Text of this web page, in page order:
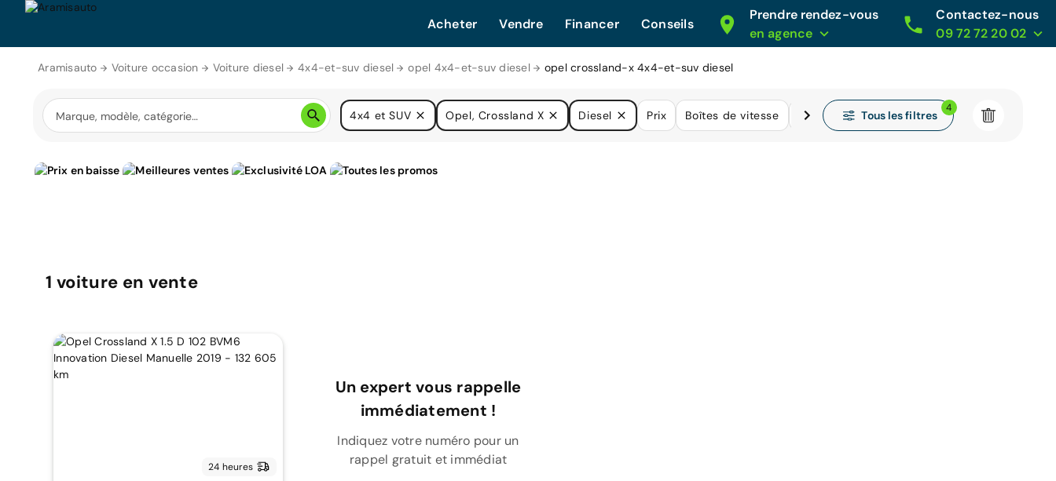
Acheter Vendre Financer Conseils
Prendre rendez-vous
en agence
Contactez-nous
09 72 72 20 02
Aramisauto Voiture occasion Voiture diesel 4x4-et-suv diesel opel 4x4-et-suv diesel opel crossland-x 4x4-et-suv diesel
4x4 et SUV Opel, Crossland X Diesel Prix Boîtes de vitesse KilométrageTous les filtres
4
1 voiture en vente
24 heures
Un expert vous rappelle
immédiatement !
Indiquez votre numéro pour un
rappel gratuit et immédiat